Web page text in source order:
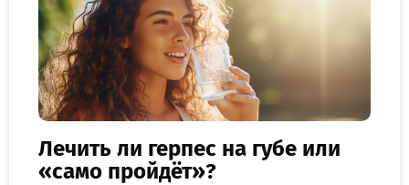
Лечить ли герпес на губе или
«само пройдёт»?